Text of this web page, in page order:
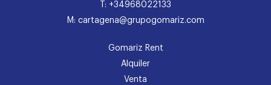
T: +34968022133
M: cartagena@grupogomariz.com
Gomariz Rent
Alquiler
Venta